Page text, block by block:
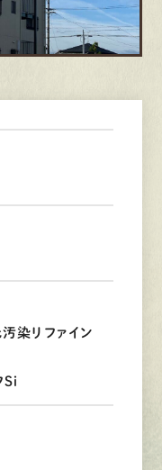
2605
染リファイン
Si